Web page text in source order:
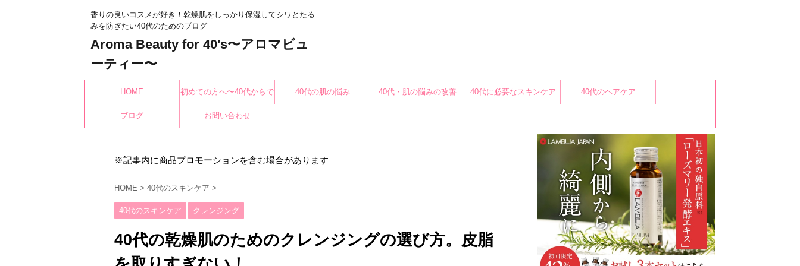
香りの良いコスメが好き！乾燥肌をしっかり保湿してシワとたる
みを防ぎたい40代のためのブログ
Aroma Beauty for 40's〜アロマビュ
ーティー〜
HOME 初めての方へ〜40代からで
もみんなキレイになれる
40代の肌の悩み 40代・肌の悩みの改善 40代に必要なスキンケア 40代のヘアケア
ブログ お問い合わせ
※記事内に商品プロモーションを含む場合があります
HOME > 40代のスキンケア >
40代のスキンケア クレンジング
40代の乾燥肌のためのクレンジングの選び方。皮脂